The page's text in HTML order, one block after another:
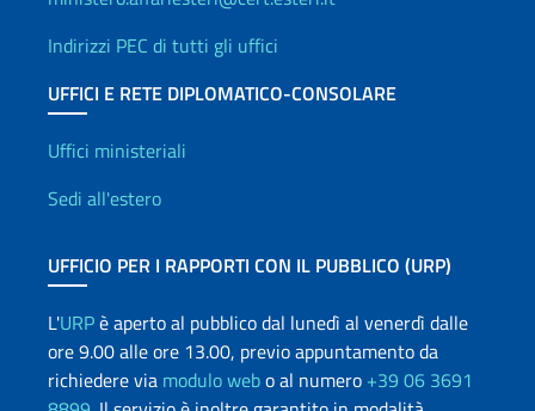
Indirizzi PEC di tutti gli uffici
UFFICI E RETE DIPLOMATICO-CONSOLARE
Uffici e Rete diplomatica
Uffici ministeriali
Sedi all'estero
UFFICIO PER I RAPPORTI CON IL PUBBLICO (URP)
L'URPè aperto al pubblico dal lunedì al venerdì dalle
ore 9.00 alle ore 13.00, previo appuntamento da
richiedere via modulo webo al numero +39 06 3691